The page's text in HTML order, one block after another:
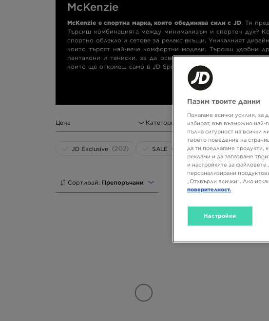
McKenzie
McKenzie е спортна марка, която обединява сили с JD. Тя
Търсиш комбинацията между минимализъм и спортен дух?
спортно облекло и сетове за релакс вкъщи. Уникалният
които търсят най-вече комфортни модели. Търсиш удобни
панталони и тениски, за да освежиш ежедневните си
които ще откриеш само в JD Sports. Кои продукти на
разбереш! Време е за сетове от ново ниво! Избери топ спортни
Цена Категория Пол
JD Exclusive (202) SALE (153)
Сортирай: Препоръчани
Пазим твоите данни
Полагаме всички усилия, за
избират, във възможно най-
пълна сигурност на всички
твоето поведение на
да ти предлагаме продукти,
реклами и да запазваме
и настройките за
персонализирани
„Отхвърли всички“. Ако
поверителност.
Настройки